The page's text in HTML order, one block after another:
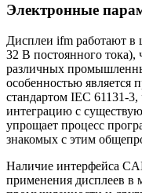
Электронные
Дисплеи ifm работают в
32 В постоянного тока),
различных
особенностью является
стандартом IEC 61131-
интеграцию с
упрощает процесс
знакомых с этим
Наличие интерфейса
применения дисплеев в